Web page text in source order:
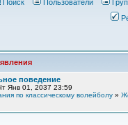
Поиск Пользователи
поведение
Янв 01, 2037 23:59
по классическому волейболу »